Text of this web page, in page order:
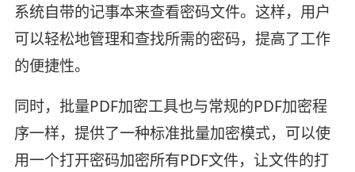
系统自带的记事本来查看密码文件。这样，用户
可以轻松地管理和查找所需的密码，提高了工作
的便捷性。
同时，批量PDF加密工具也与常规的PDF加密程
序一样，提供了一种标准批量加密模式，可以使
用一个打开密码加密所有PDF文件，让文件的打